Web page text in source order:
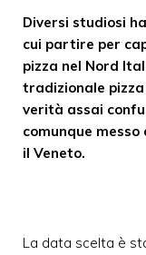
Diversi studiosi
cui partire per
pizza nel Nord
tradizionale
verità assai
comunque
il Veneto.
La data scelta è